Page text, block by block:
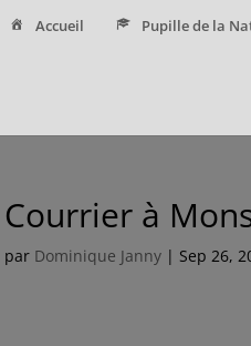
Accueil Pupille de la
Courrier à
par Dominique Janny | Sep 26,